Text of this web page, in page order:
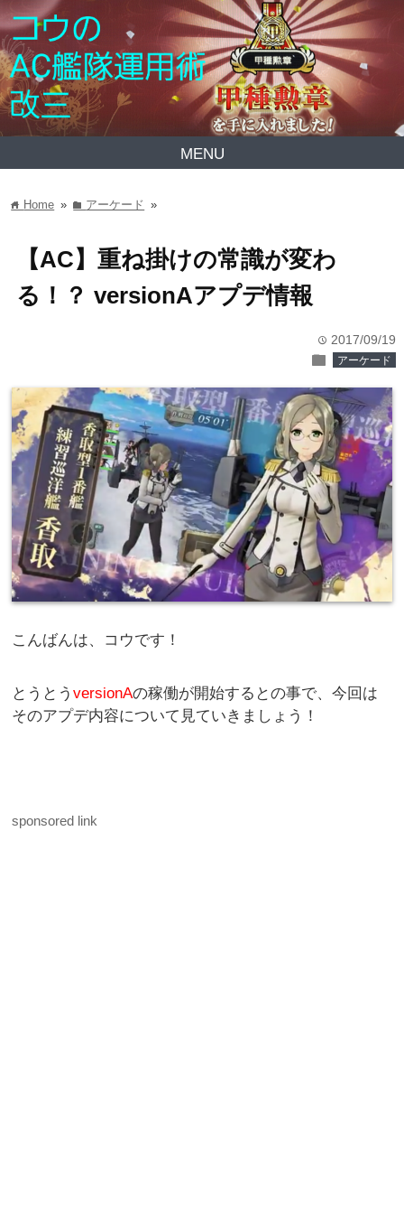
MENU
home Home » folder アーケード »
【AC】重ね掛けの常識が変わ
る！？ versionAアプデ情報
time 2017/09/19
folder アーケード
こんばんは、コウです！
とうとうversionAの稼働が開始するとの事で、今回は
そのアプデ内容について見ていきましょう！
sponsored link